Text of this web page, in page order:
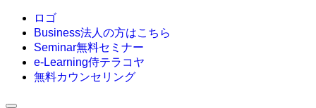
ロゴ
Business法人の方はこちら
Seminar無料セミナー
e-Learning侍テラコヤ
無料カウンセリング